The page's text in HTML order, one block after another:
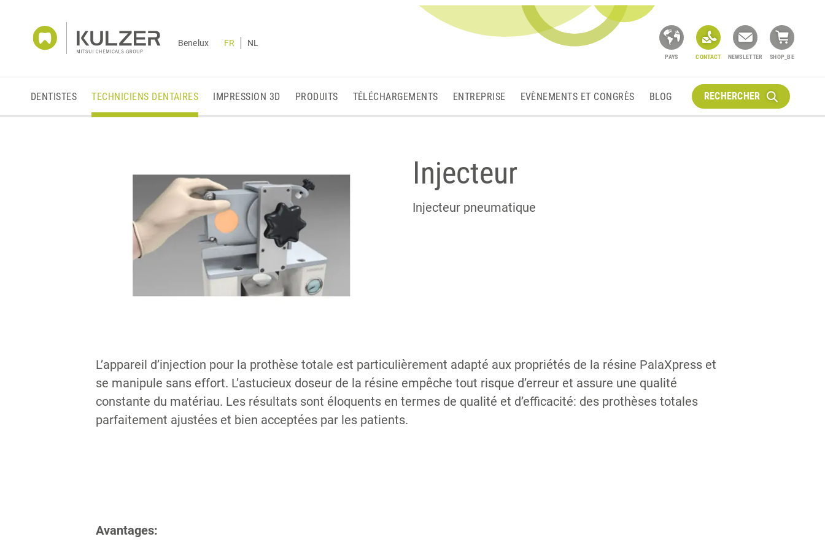
Benelux FR NL
PAYS CONTACT NEWSLETTER SHOP_BE
DENTISTES TECHNICIENS DENTAIRES IMPRESSION 3D PRODUITS TÉLÉCHARGEMENTS ENTREPRISE EVÈNEMENTS ET CONGRÈS BLOG RECHERCHER
Injecteur
Injecteur pneumatique
L’appareil d’injection pour la prothèse totale est particulièrement adapté aux propriétés de la résine PalaXpress et
se manipule sans effort. L’astucieux doseur de la résine empêche tout risque d’erreur et assure une qualité
constante du matériau. Les résultats sont éloquents en termes de qualité et d’efficacité: des prothèses totales
parfaitement ajustées et bien acceptées par les patients.
Avantages: